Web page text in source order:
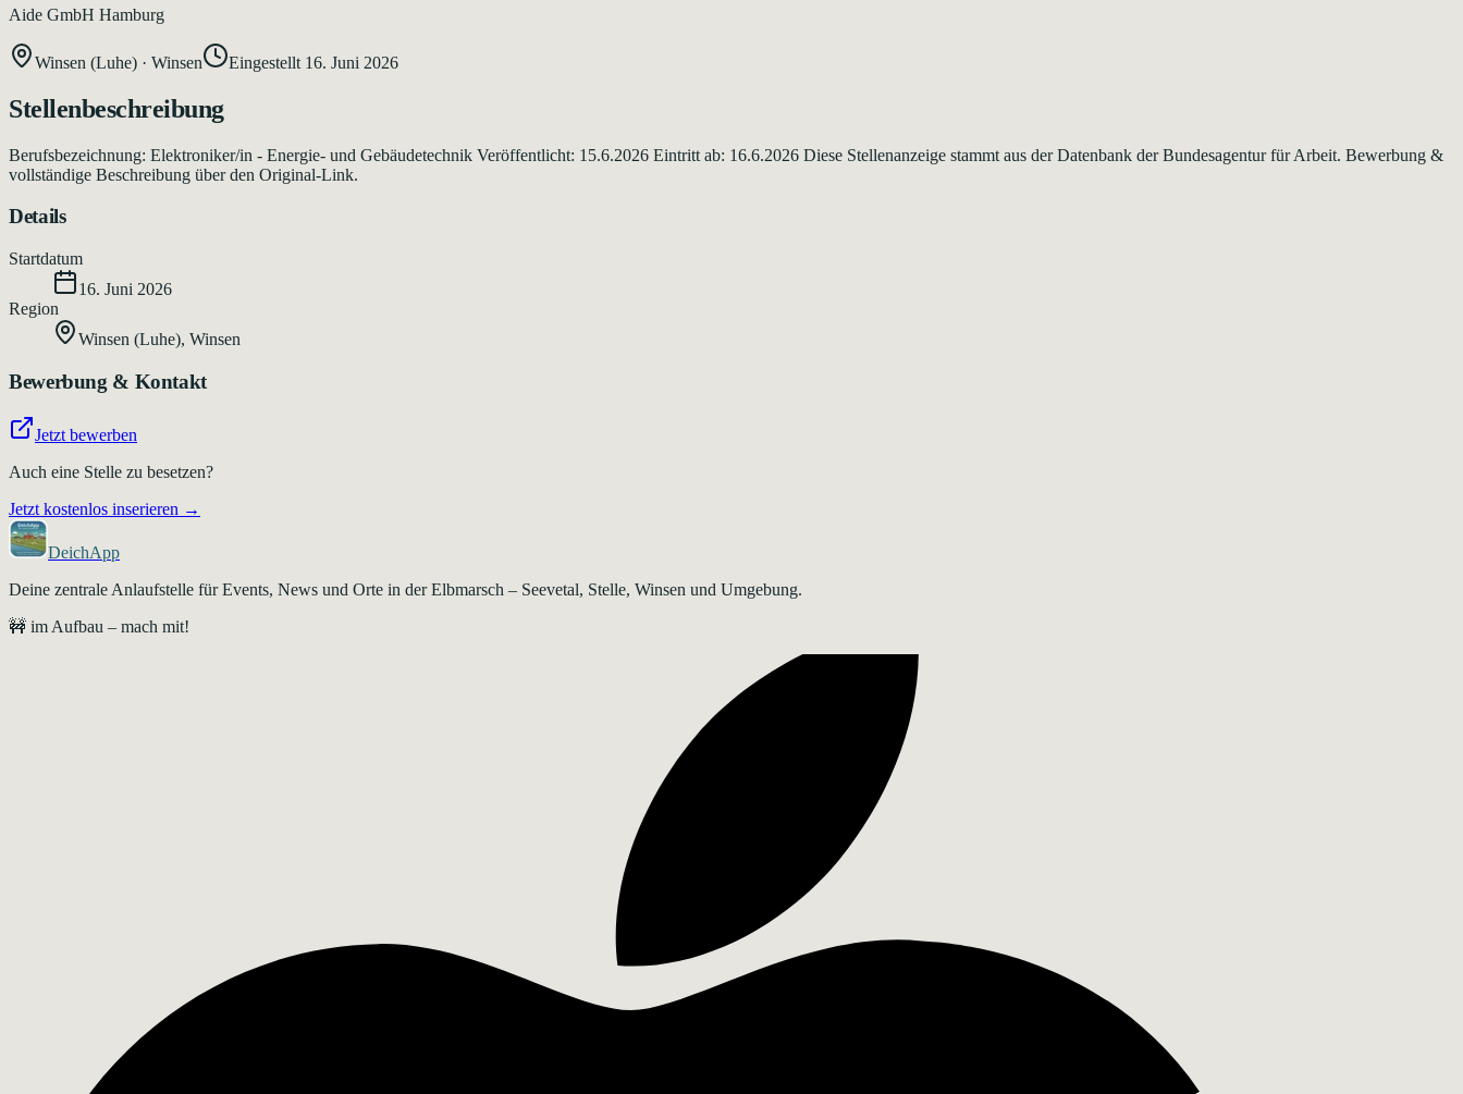
Aide GmbH Hamburg
Winsen (Luhe) · Winsen Eingestellt 16. Juni 2026
Stellenbeschreibung
Berufsbezeichnung: Elektroniker/in - Energie- und Gebäudetechnik Veröffentlicht: 15.6.2026 Eintritt ab: 16.6.2026 Diese Stellenanzeige stammt aus der Datenbank der Bundesagentur für Arbeit. Bewerbung &
vollständige Beschreibung über den Original-Link.
Details
Startdatum
16. Juni 2026
Region
Winsen (Luhe), Winsen
Bewerbung & Kontakt
Jetzt bewerben
Auch eine Stelle zu besetzen?
Jetzt kostenlos inserieren →
DeichApp
Deine zentrale Anlaufstelle für Events, News und Orte in der Elbmarsch – Seevetal, Stelle, Winsen und Umgebung.
🚧 im Aufbau – mach mit!